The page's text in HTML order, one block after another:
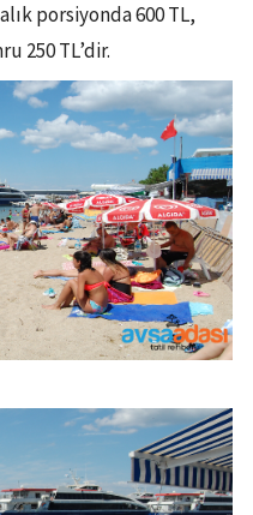
porsiyonda 600 TL,
250 TL’dir.